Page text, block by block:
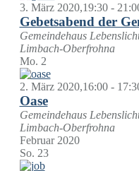
3. März 2020,19:30-
Gebetsabend der
Gemeindehaus
Limbach-Oberfrohna
Mo. 2
2. März 2020,16:00-
Oase
Gemeindehaus
Limbach-Oberfrohna
Februar 2020
So. 23